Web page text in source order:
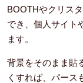
BOOTHやクリス
でき、個人サイト
ます。
背景をそのまま貼
くすれば、パース